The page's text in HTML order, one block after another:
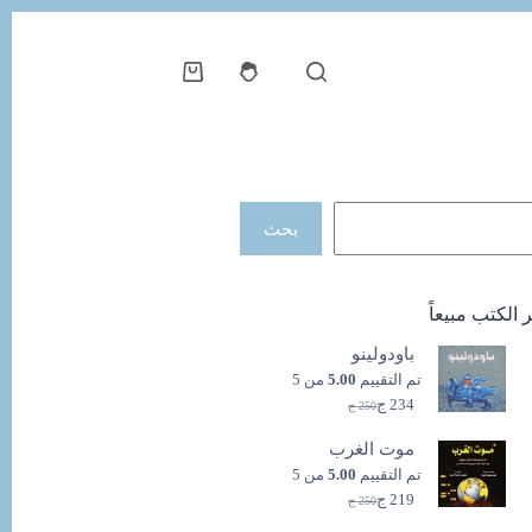
عربة
بحث
الكتب مبيعاً
باودولينو
تم التقييم 5.00 من 5
250 ج
السعر
هو:
250 ج.
234 ج
السعر
هو:
234 ج.
موت الغرب
تم التقييم 5.00 من 5
250 ج
السعر 219 ج
السعر